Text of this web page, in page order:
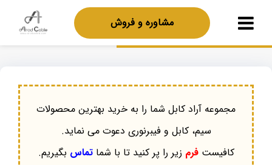
مشاوره و فروش
مجموعه آراد کابل شما را به خرید بهترین محصولات
سیم، کابل و فیبرنوری دعوت می نماید.
کافیستفرم زیر را پر کنید تا با شماتماس بگیریم.